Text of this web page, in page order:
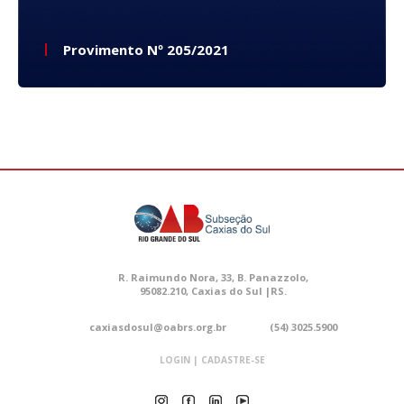
Provimento Nº 205/2021
R. Raimundo Nora, 33, B. Panazzolo,
95082.210, Caxias do Sul |RS.
caxiasdosul@oabrs.org.br (54) 3025.5900
LOGIN | CADASTRE-SE